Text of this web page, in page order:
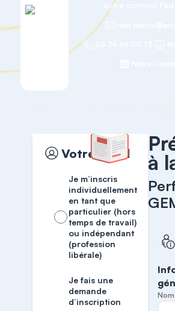
Votre contact
Votre profil
Je m’inscris
individuellement
en tant que
particulier (hors
temps de travail)
ou indépendant
(profession
libérale)
Je fais une
demande
d’inscription
à